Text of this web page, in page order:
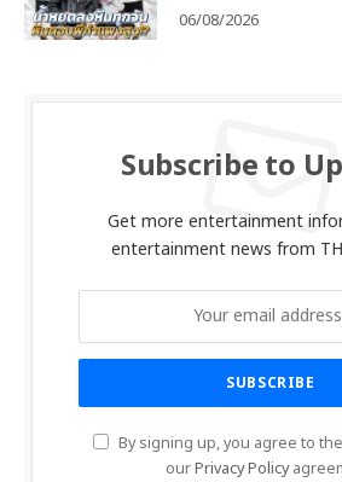
06/08/2026
Subscribe to
Get more entertainment
entertainment news from
By signing up, you agree to
ourPrivacy Policy